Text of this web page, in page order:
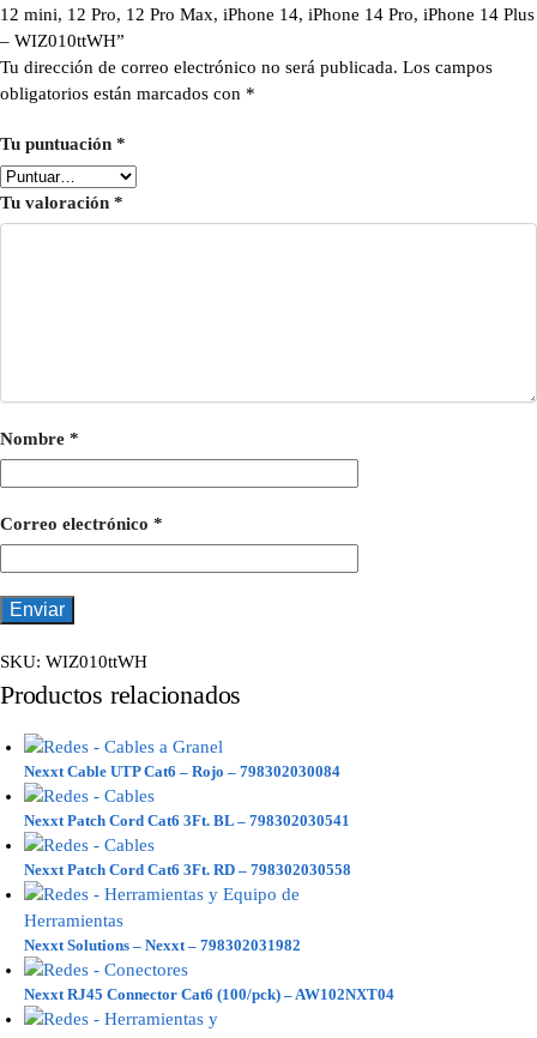
12 mini, 12 Pro, 12 Pro Max, iPhone 14, iPhone 14 Pro, iPhone 14 Plus
– WIZ010ttWH”
Tu dirección de correo electrónico no será publicada. Los campos
obligatorios están marcados con *
Tu puntuación *
Tu valoración *
Nombre *
Correo electrónico *
SKU: WIZ010ttWH
Productos relacionados
Nexxt Cable UTP Cat6 – Rojo – 798302030084
Nexxt Patch Cord Cat6 3Ft. BL – 798302030541
Nexxt Patch Cord Cat6 3Ft. RD – 798302030558
Nexxt Solutions – Nexxt – 798302031982
Nexxt RJ45 Connector Cat6 (100/pck) – AW102NXT04